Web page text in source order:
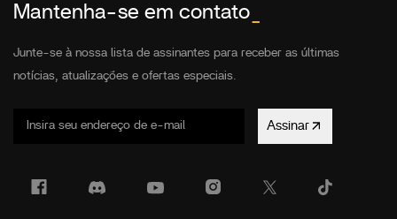
Mantenha-se em contato
Junte-se à nossa lista de assinantes para receber as últimas
notícias, atualizações e ofertas especiais.
Assinar